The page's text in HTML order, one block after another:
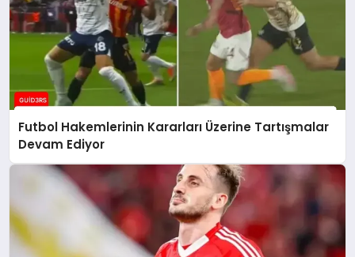
Futbol Hakemlerinin Kararları Üzerine Tartışmalar
Devam Ediyor